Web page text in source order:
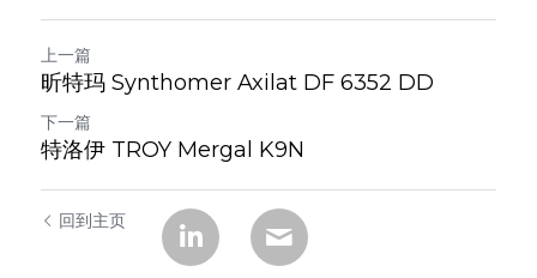
上一篇
昕特玛 Synthomer Axilat DF 6352 DD
下一篇
特洛伊 TROY Mergal K9N
回到主页